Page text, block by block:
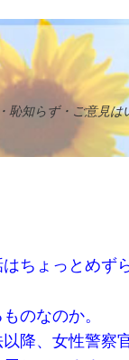
知らず・ご意見
ちょっとめず
のなのか。
降、女性警察